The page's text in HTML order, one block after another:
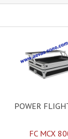
POWER
FC MCX